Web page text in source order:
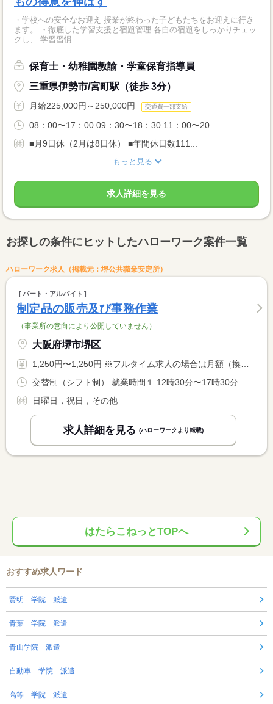
・学校への安全なお迎え 授業が終わった子どもたちをお迎えに行き
ます。 ・徹底した学習支援と宿題管理 各自の宿題をしっかりチェッ
クし、 学習習慣...
保育士・幼稚園教諭・学童保育指導員
三重県伊勢市/宮町駅（徒歩 3分）
月給225,000円～250,000円 交通費一部支給
08：00〜17：00 09：30〜18：30 11：00〜20...
■月9日休（2月は8日休） ■年間休日数111...
もっと見る
求人詳細を見る
お探しの条件にヒットしたハローワーク案件一覧
ハローワーク求人（掲載元：堺公共職業安定所）
パート・アルバイト
制定品の販売及び事務作業
（事業所の意向により公開していません）
大阪府堺市堺区
1,250円〜1,250円 ※フルタイム求人の場合は月額（換算額）、パート求人の場合は時間額を表示しています。
日曜日，祝日，その他
求人詳細を見る (ハローワークより転載)
はたらこねっとTOPへ
おすすめ求人ワード
賢明 学院 派遣
青葉 学院 派遣
青山学院 派遣
自動車 学院 派遣
高等 学院 派遣